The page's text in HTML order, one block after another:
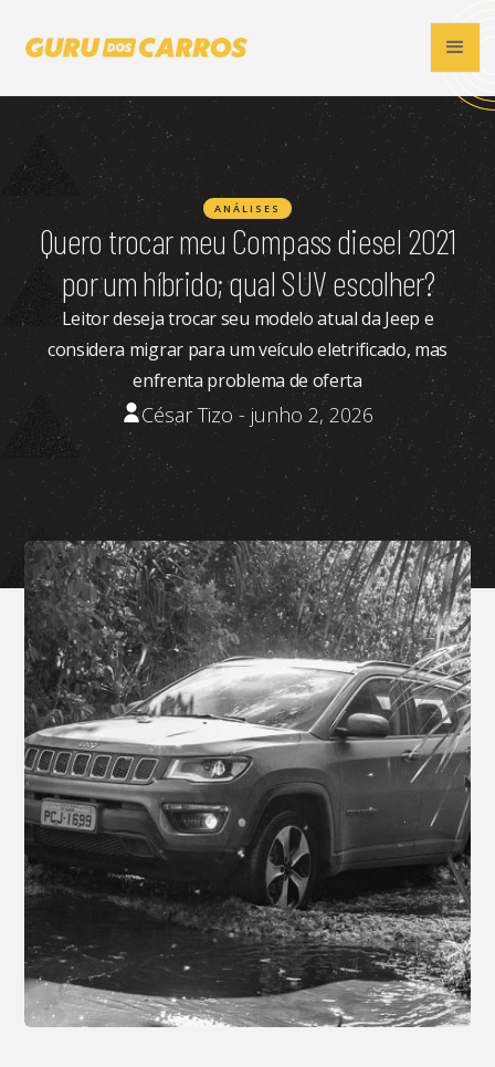
ANÁLISES
Quero trocar meu Compass diesel 2021
por um híbrido; qual SUV escolher?
Leitor deseja trocar seu modelo atual da Jeep e
considera migrar para um veículo eletrificado, mas
enfrenta problema de oferta
César Tizo - junho 2, 2026